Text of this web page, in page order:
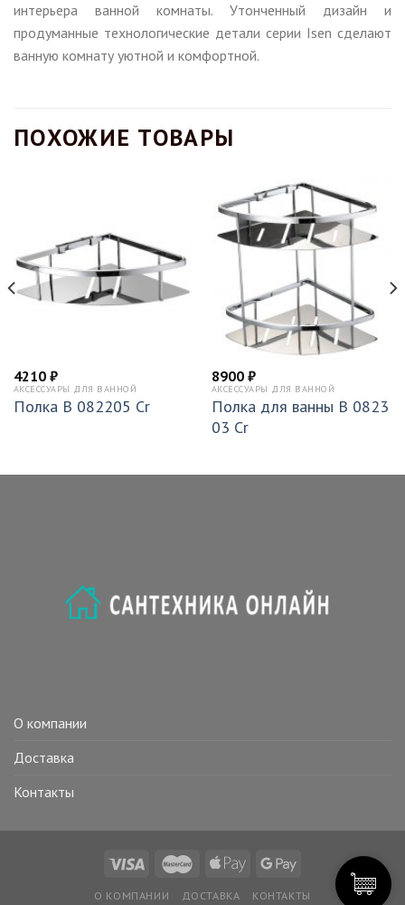
интерьера ванной комнаты. Утонченный дизайн и
продуманные технологические детали серии Isen сделают
ванную комнату уютной и комфортной.
ПОХОЖИЕ ТОВАРЫ
4210 ₽
АКСЕССУАРЫ ДЛЯ ВАННОЙ
Полка B 082205 Cr
8900 ₽
АКСЕССУАРЫ ДЛЯ ВАННОЙ
Полка для ванны B 0823
03 Cr
О компании
Доставка
Контакты
О КОМПАНИИ ДОСТАВКА КОНТАКТЫ